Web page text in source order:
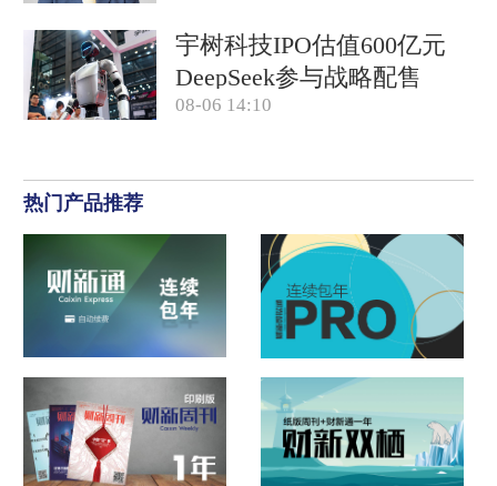
宇树科技IPO估值600亿元
DeepSeek参与战略配售
08-06 14:10
热门产品推荐